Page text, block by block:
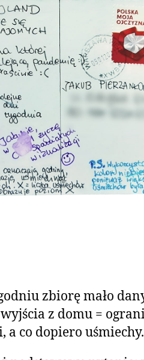
zbiorę mało
z domu =
co dopiero uśmiechy.